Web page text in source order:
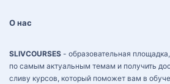
О нас
SLIVCOURSES - образовательная
по самым актуальным темам и получить
сливу курсов, который поможет вам в